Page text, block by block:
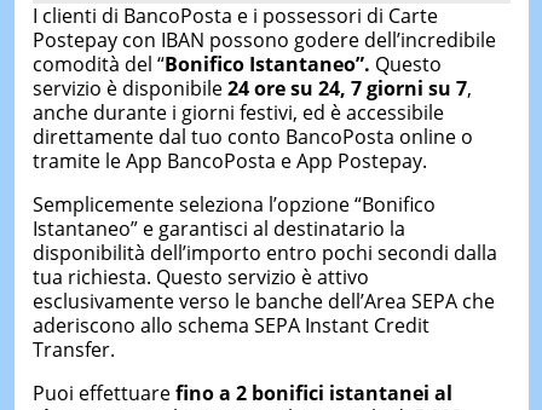
I clienti di BancoPosta e i possessori di Carte
Postepay con IBAN possono godere dell’incredibile
comodità del “Bonifico Istantaneo”. Questo
servizio è disponibile24 ore su 24, 7 giorni su 7,
anche durante i giorni festivi, ed è accessibile
direttamente dal tuo conto BancoPosta online o
tramite le App BancoPosta e App Postepay.
Semplicemente seleziona l’opzione “Bonifico
Istantaneo” e garantisci al destinatario la
disponibilità dell’importo entro pochi secondi dalla
tua richiesta. Questo servizio è attivo
esclusivamente verso le banche dell’Area SEPA che
aderiscono allo schema SEPA Instant Credit
Transfer.
Puoi effettuarefino a 2 bonifici istantanei al